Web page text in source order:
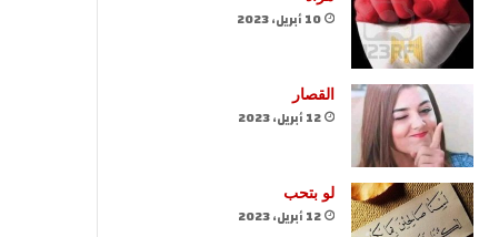
10 أبريل، 2023
القصار
12 أبريل، 2023
لو بتحب
12 أبريل، 2023